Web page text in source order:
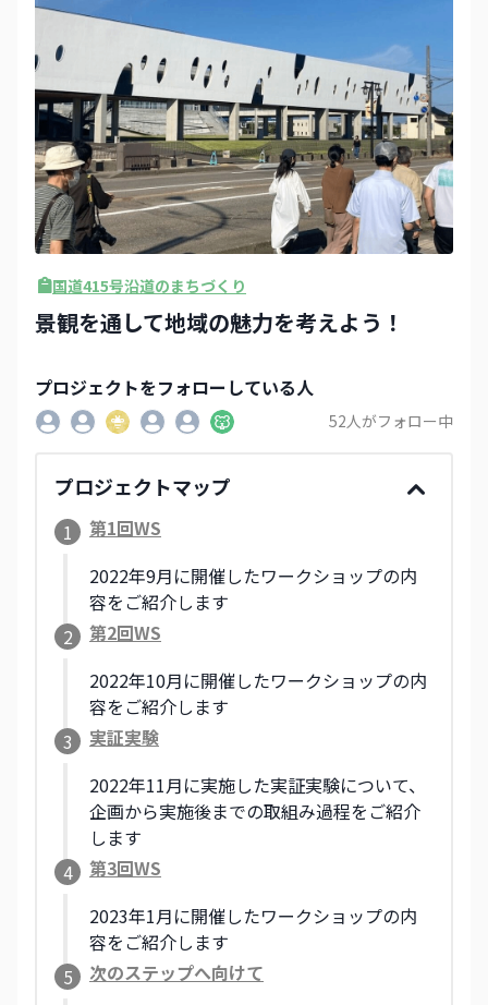
国道415号沿道のまちづくり
景観を通して地域の魅力を考えよう！
プロジェクトをフォローしている人
52人がフォロー中
プロジェクトマップ
1
第1回WS
2022年9月に開催したワークショップの内
容をご紹介します
2
第2回WS
2022年10月に開催したワークショップの内
容をご紹介します
3
実証実験
2022年11月に実施した実証実験について、
企画から実施後までの取組み過程をご紹介
します
4
第3回WS
2023年1月に開催したワークショップの内
容をご紹介します
5
次のステップへ向けて